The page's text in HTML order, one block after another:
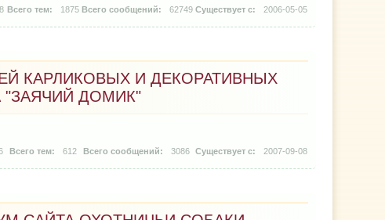
1875 62749 2006-05-05
КАРЛИКОВЫХ И ДЕКОРАТИВНЫХ
ДОМИК"
612 3086 2007-09-08